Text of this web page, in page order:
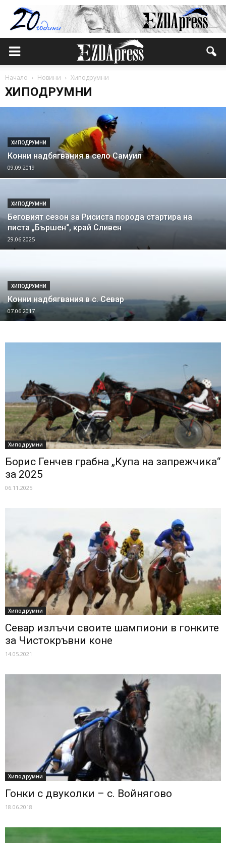
Начало Новини Хиподрумни
ХИПОДРУМНИ
ХИПОДРУМНИ
Конни надбягвания в село Самуил
09.09.2019
ХИПОДРУМНИ
Беговият сезон за Рисиста порода стартира на
писта „Бършен“, край Сливен
29.06.2025
ХИПОДРУМНИ
Конни надбягвания в с. Севар
07.06.2017
Хиподрумни
Борис Генчев грабна „Купа на запрежчика“
за 2025
06.11.2025
Хиподрумни
Севар излъчи своите шампиони в гонките
за Чистокръвни коне
14.05.2021
Хиподрумни
Гонки с двуколки – с. Войнягово
18.06.2018